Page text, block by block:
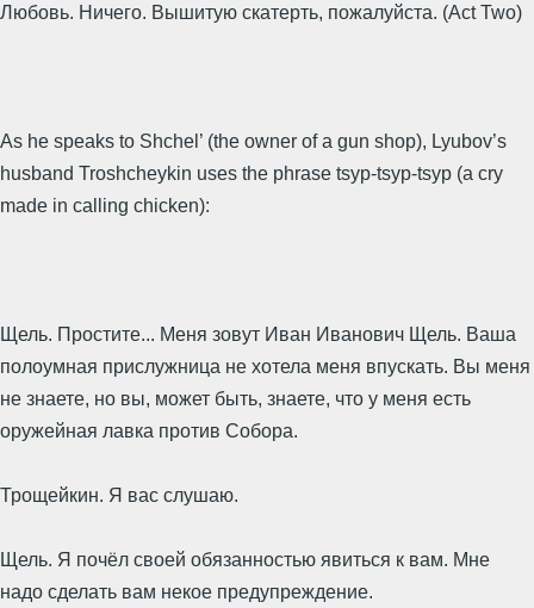
Любовь. Ничего. Вышитую скатерть, пожалуйста. (Act Two)
As he speaks to Shchel’ (the owner of a gun shop), Lyubov’s
husband Troshcheykin uses the phrase tsyp-tsyp-tsyp (a cry
made in calling chicken):
Щель. Простите... Меня зовут Иван Иванович Щель. Ваша
полоумная прислужница не хотела меня впускать. Вы меня
не знаете, но вы, может быть, знаете, что у меня есть
оружейная лавка против Собора.
Трощейкин. Я вас слушаю.
Щель. Я почёл своей обязанностью явиться к вам. Мне
надо сделать вам некое предупреждение.